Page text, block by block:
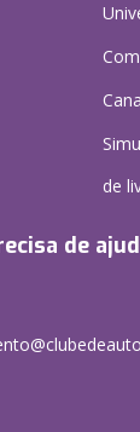
de
de